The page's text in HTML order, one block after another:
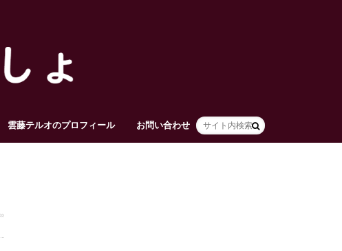
雲藤テルオのプロフィール お問い合わせ HOME